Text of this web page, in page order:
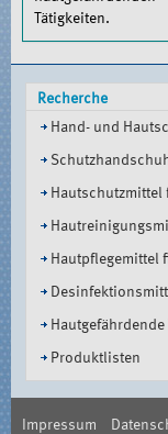
Tätigkeiten.
Recherche
Hand- und
Hautschutzmittel
Hautpflegemittel
Hautgefährdende
Produktlisten
Impressum